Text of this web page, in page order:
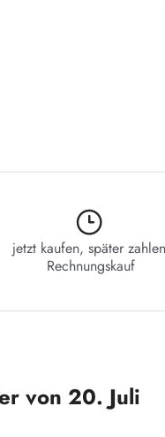
jetzt kaufen, später
Rechnungskauf
von 20. Juli